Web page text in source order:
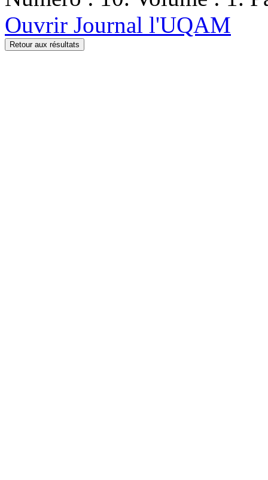
Ouvrir Journal l'UQAM
Retour aux résultats